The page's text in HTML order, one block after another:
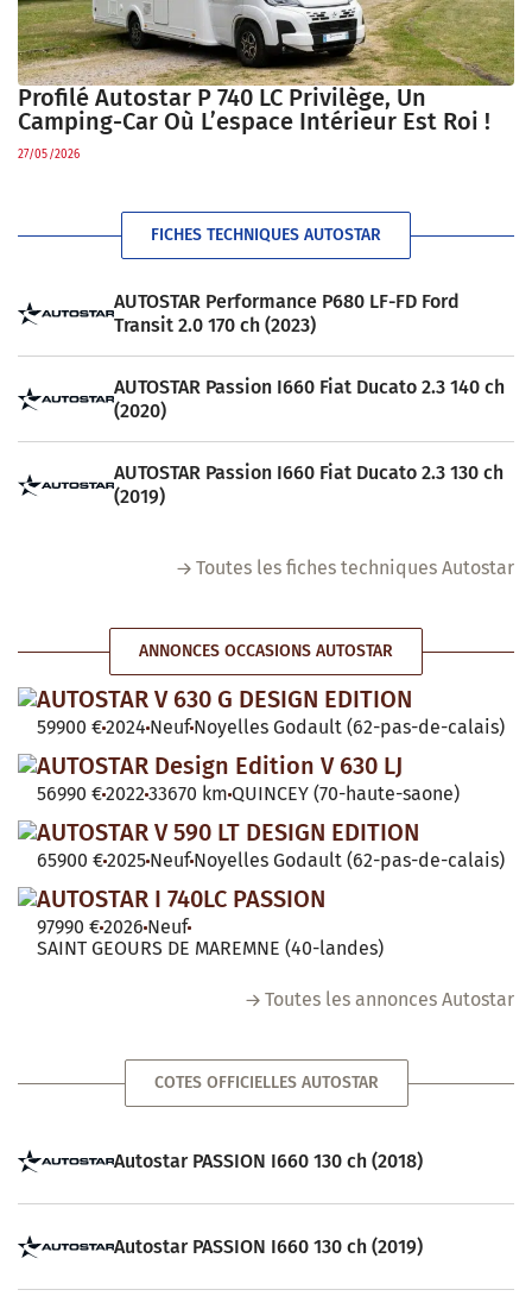
Profilé Autostar P 740 LC Privilège, Un
Camping-Car Où L’espace Intérieur Est Roi !
27/05/2026
FICHES TECHNIQUES AUTOSTAR
AUTOSTAR Performance P680 LF-FD Ford
Transit 2.0 170 ch (2023)
AUTOSTAR Passion I660 Fiat Ducato 2.3 140 ch
(2020)
AUTOSTAR Passion I660 Fiat Ducato 2.3 130 ch
(2019)
Toutes les fiches techniques Autostar
ANNONCES OCCASIONS AUTOSTAR
AUTOSTAR V 630 G DESIGN EDITION
59900 €2024 Neuf Noyelles Godault (62-pas-de-calais)
AUTOSTAR Design Edition V 630 LJ
56990 €2022 33670 km QUINCEY (70-haute-saone)
AUTOSTAR V 590 LT DESIGN EDITION
65900 €2025 Neuf Noyelles Godault (62-pas-de-calais)
AUTOSTAR I 740LC PASSION
97990 €2026 Neuf
SAINT GEOURS DE MAREMNE (40-landes)
Toutes les annonces Autostar
COTES OFFICIELLES AUTOSTAR
Autostar PASSION I660 130 ch (2018)
Autostar PASSION I660 130 ch (2019)